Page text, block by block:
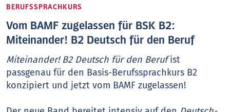
BERUFSSPRACHKURS
Vom BAMF zugelassen für BSK B2:
Miteinander! B2 Deutsch für den Beruf
Miteinander! B2 Deutsch für den Berufist
passgenau für den Basis-Berufssprachkurs B2
konzipiert und jetzt vom BAMF zugelassen!